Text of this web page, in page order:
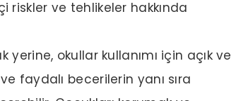
ve tehlikeler hakkında
yerine, okullar kullanımı için açık ve
faydalı becerilerin yanı sıra